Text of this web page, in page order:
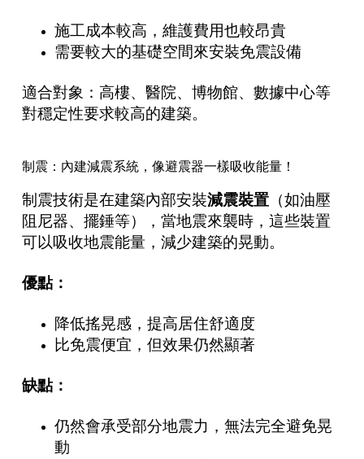
施工成本較高，維護費用也較昂貴
需要較大的基礎空間來安裝免震設備
適合對象：高樓、醫院、博物館、數據中心等
對穩定性要求較高的建築。
制震：內建減震系統，像避震器一樣吸收能量！
制震技術是在建築內部安裝減震裝置（如油壓
阻尼器、擺錘等），當地震來襲時，這些裝置
可以吸收地震能量，減少建築的晃動。
優點：
降低搖晃感，提高居住舒適度
比免震便宜，但效果仍然顯著
缺點：
仍然會承受部分地震力，無法完全避免晃
動